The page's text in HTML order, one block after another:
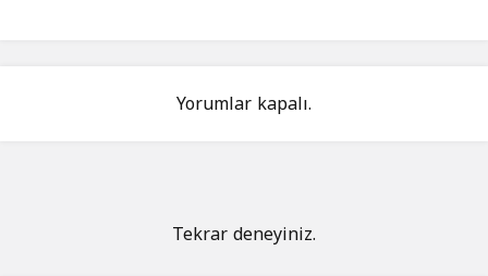
Yorumlar kapalı.
Tekrar deneyiniz.